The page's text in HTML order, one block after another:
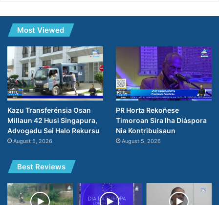
Most Viewed
Kazu Transferénsia Osan
Millaun 42 Husi Singapura,
Advogadu Sei Halo Rekursu
August 5, 2026
PR Horta Rekoñese
Timoroan Sira Iha Diáspora
Nia Kontribuisaun
August 5, 2026
Best Reviews